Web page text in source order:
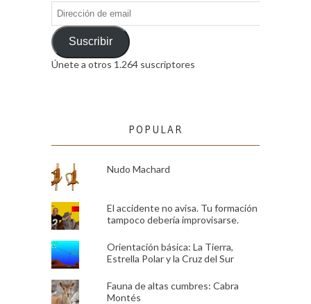
Dirección
de
emailSuscribir
Únete a otros 1.264 suscriptores
POPULAR
Nudo Machard
El accidente no avisa. Tu formación
tampoco debería improvisarse.
Orientación básica: La Tierra,
Estrella Polar y la Cruz del Sur
Fauna de altas cumbres: Cabra
Montés